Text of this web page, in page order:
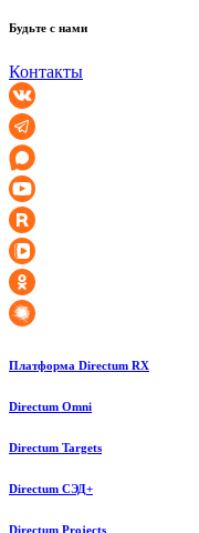
Будьте с нами
Контакты
Платформа Directum RX
Directum Omni
Directum Targets
Directum СЭД+
Directum Projects